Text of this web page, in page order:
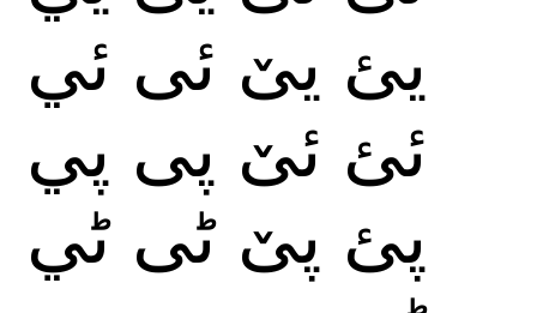
يئ يێ ئى ئي
ئئ ئێ پى پي
پئ پێ ٹى ٹي